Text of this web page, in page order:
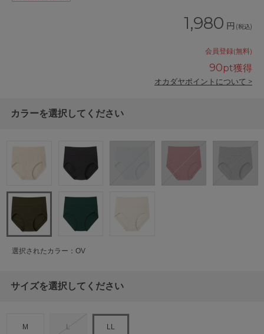
1,980 円 (税込)
会員登録(無料)
90pt獲得
オカダヤポイントについて >
カラーを選択してください
選択されたカラー：OV
サイズを選択してください
M L LL